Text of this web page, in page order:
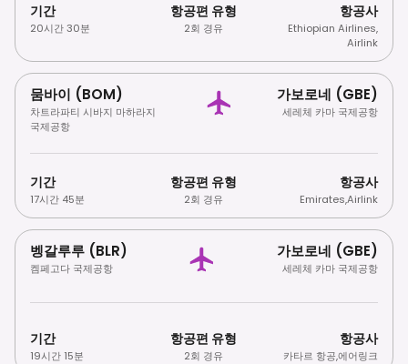
기간
20시간 30분
항공편 유형
2회 경유
항공사
Ethiopian Airlines,
Airlink
뭄바이 (BOM)
차트라파티 시바지 마하라지
국제공항
가보로네 (GBE)
세레체 카마 국제공항
기간
17시간 45분
항공편 유형
2회 경유
항공사
Emirates,Airlink
벵갈루루 (BLR)
켐페고다 국제공항
가보로네 (GBE)
세레체 카마 국제공항
기간
19시간 15분
항공편 유형
2회 경유
항공사
카타르 항공,에어링크